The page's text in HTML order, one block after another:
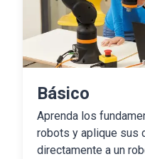
Básico
Aprenda los
robots y aplique sus
directamente a un